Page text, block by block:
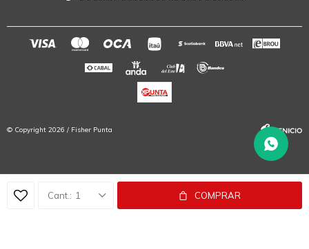
1 COMPRAR
© Copyright 2026 / Fisher Punta